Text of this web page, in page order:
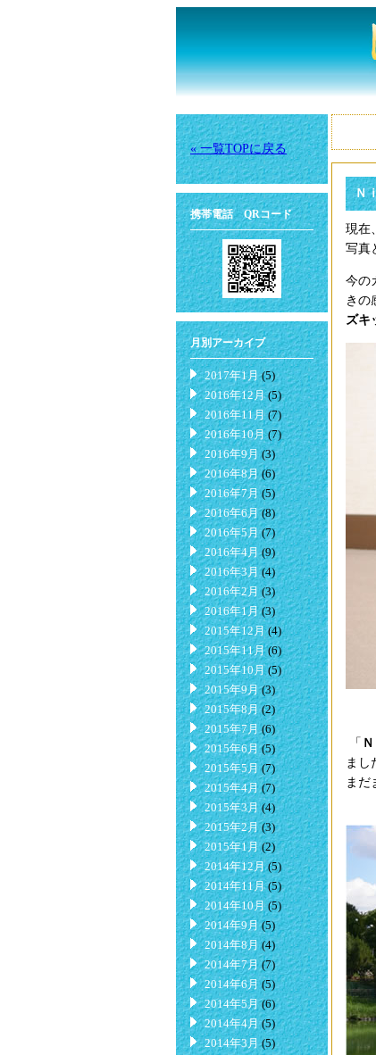
« 一覧TOPに戻る
携帯電話 QRコード
月別アーカイブ
2017年1月 (5)
2016年12月(5)
2016年11月 (7)
2016年10月(7)
2016年9月 (3)
2016年8月 (6)
2016年7月(5)
2016年6月(8)
2016年5月(7)
2016年4月 (9)
2016年3月 (4)
2016年2月 (3)
2016年1月(3)
2015年12月(4)
2015年11月(6)
2015年10月(5)
2015年9月 (3)
2015年8月 (2)
2015年7月 (6)
2015年6月 (5)
2015年5月 (7)
2015年4月(7)
2015年3月 (4)
2015年2月(3)
2015年1月(2)
2014年12月(5)
2014年11月(5)
2014年10月 (5)
2014年9月(5)
2014年8月 (4)
2014年7月 (7)
2014年6月(5)
2014年5月(6)
2014年4月(5)
2014年3月 (5)
Ｎ
現在
写真
今の
きの
ズキ
「
まし
まだ